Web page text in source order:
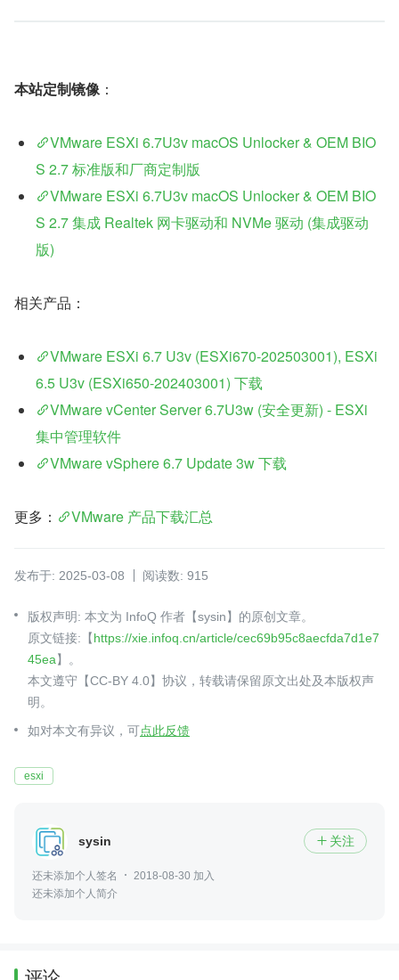
本站定制镜像：
VMware ESXi 6.7U3v macOS Unlocker & OEM BIO
S 2.7 标准版和厂商定制版
VMware ESXi 6.7U3v macOS Unlocker & OEM BIO
S 2.7 集成 Realtek 网卡驱动和 NVMe 驱动 (集成驱动
版)
相关产品：
VMware ESXi 6.7 U3v (ESXi670-202503001), ESXi
6.5 U3v (ESXi650-202403001) 下载
VMware vCenter Server 6.7U3w (安全更新) - ESXi
集中管理软件
VMware vSphere 6.7 Update 3w 下载
更多： VMware 产品下载汇总
发布于: 2025-03-08 阅读数: 915
版权声明: 本文为 InfoQ 作者【sysin】的原创文章。
原文链接:【https://xie.infoq.cn/article/cec69b95c8aecfda7d1e7
45ea】。
本文遵守【CC-BY 4.0】协议，转载请保留原文出处及本版权声
明。
如对本文有异议，可点此反馈
esxi
sysin  关注
还未添加个人签名
2018-08-30 加入
还未添加个人简介